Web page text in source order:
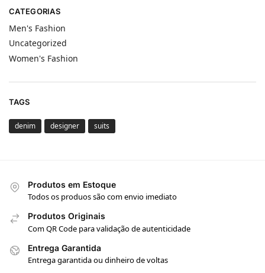
CATEGORIAS
Men's Fashion
Uncategorized
Women's Fashion
TAGS
denim designer suits
Produtos em Estoque
Todos os produos são com envio imediato
Produtos Originais
Com QR Code para validação de autenticidade
Entrega Garantida
Entrega garantida ou dinheiro de voltas